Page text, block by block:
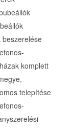
komplett
telepítése